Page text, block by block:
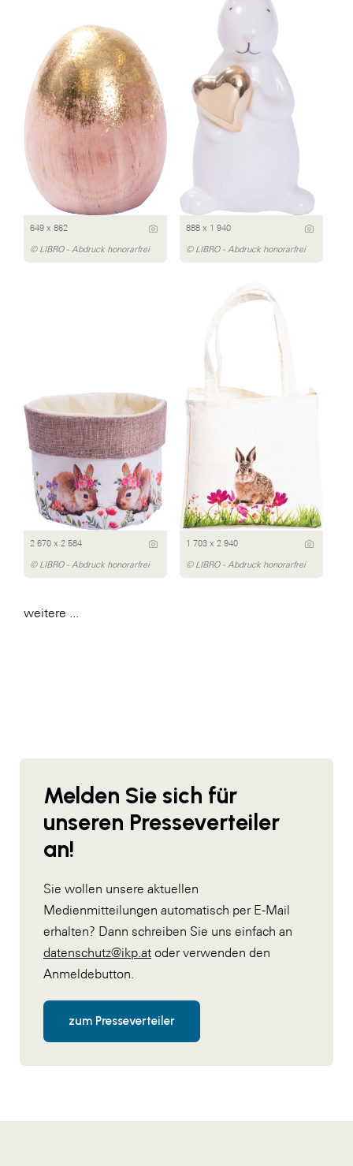
649 x 862
© LIBRO - Abdruck honorarfrei
888 x 1 940
© LIBRO - Abdruck honorarfrei
2 670 x 2 584
© LIBRO - Abdruck honorarfrei
1 703 x 2 940
© LIBRO - Abdruck honorarfrei
weitere ...
Melden Sie sich für
unseren Presseverteiler
an!
Sie wollen unsere aktuellen
Medienmitteilungen automatisch per E-Mail
erhalten? Dann schreiben Sie uns einfach an
datenschutz@ikp.at oder verwenden den
Anmeldebutton.
zum Presseverteiler